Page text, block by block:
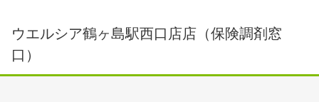
ウエルシア鶴ヶ島駅西口店店（保険調剤窓
口）